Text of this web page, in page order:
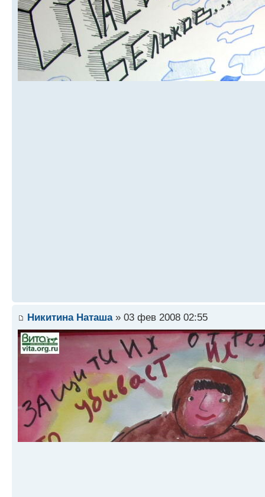
Никитина Наташа» 03 фев 2008 02:55